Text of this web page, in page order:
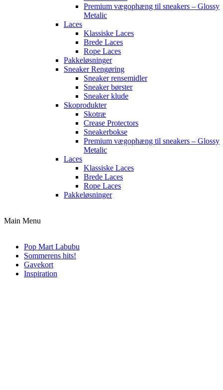
Premium vægophæng til sneakers – Glossy
Metalic
Laces
Klassiske Laces
Brede Laces
Rope Laces
Pakkeløsninger
Sneaker Rengøring
Sneaker rensemidler
Sneaker børster
Sneaker klude
Skoprodukter
Skotræ
Crease Protectors
Sneakerbokse
Premium vægophæng til sneakers – Glossy
Metalic
Laces
Klassiske Laces
Brede Laces
Rope Laces
Pakkeløsninger
Main Menu
Pop Mart Labubu
Sommerens hits!
Gavekort
Inspiration